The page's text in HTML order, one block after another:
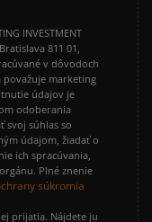
INVESTMENT
811 01,
v dôvodoch
považuje marketing
údajov je
odoberania
svoj súhlas so
údajom, žiadať o
ich spracúvania,
Plné znenie
súkromia
prijatia. Nájdete ju